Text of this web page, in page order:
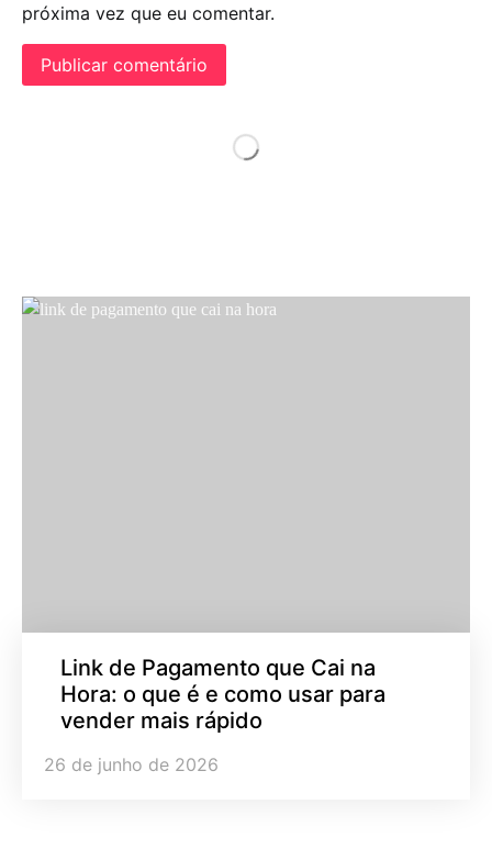
próxima vez que eu comentar.
Link de Pagamento que Cai na
Hora: o que é e como usar para
vender mais rápido
26 de junho de 2026